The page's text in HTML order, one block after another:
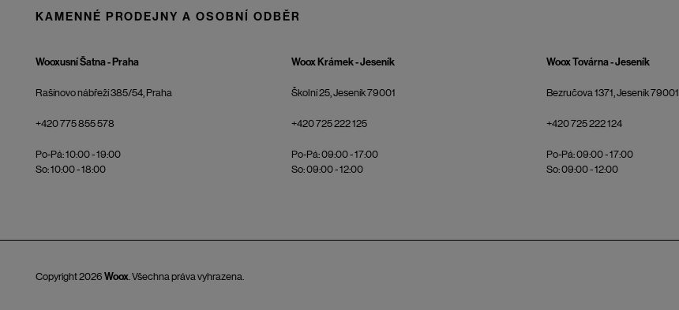
KAMENNÉ PRODEJNY A OSOBNÍ ODBĚR
Wooxusní Šatna - Praha
Rašínovo nábřeží 385/54, Praha
+420 775 855 578
Po-Pá: 10:00 - 19:00
So: 10:00 - 18:00
Woox Krámek - Jeseník
Školní 25, Jeseník 79001
+420 725 222 125
Po-Pá: 09:00 - 17:00
So: 09:00 - 12:00
Woox Továrna - Jeseník
Bezručova 1371, Jeseník 79001
+420 725 222 124
Po-Pá: 09:00 - 17:00
So: 09:00 - 12:00
Copyright 2026 Woox . Všechna práva vyhrazena.